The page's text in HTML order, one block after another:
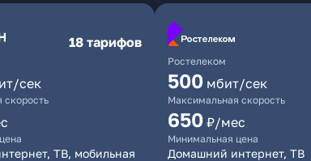
18 тарифов
сек
скорость
ТВ, мобильная
Ростелеком
500 мбит/сек
Максимальная скорость
650 ₽/мес
Минимальная цена
Домашний интернет, ТВ